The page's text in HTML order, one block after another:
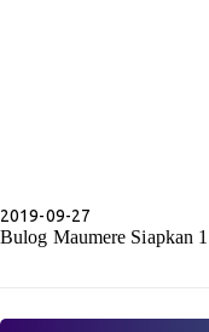
2019-09-27
Bulog Maumere Siapkan